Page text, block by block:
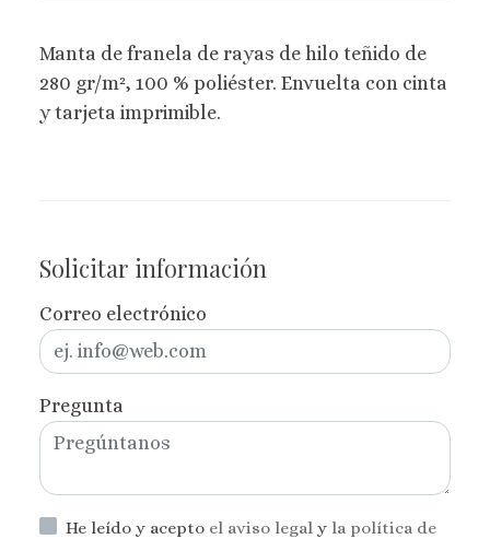
Manta de franela de rayas de hilo teñido de
280 gr/m², 100 % poliéster. Envuelta con cinta
y tarjeta imprimible.
Solicitar información
Correo electrónico
Pregunta
He leído y acepto el aviso legal y la política de